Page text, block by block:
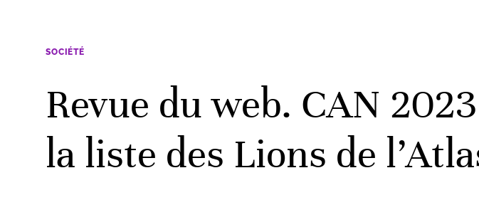
SOCIÉTÉ
Revue du web. CAN
la liste des Lions de